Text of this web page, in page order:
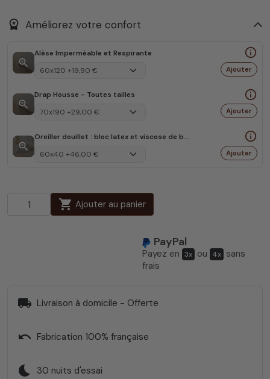
workspace_premium Améliorez votre confort
zoom_in
Alèse Imperméable et Respirante info_outline
Ajouter
zoom_in
Drap Housse - Toutes tailles info_outline
Ajouter
zoom_in
Oreiller douillet : bloc latex et viscose de bambou info_outline
Ajouter
shopping_cart Ajouter au panier
PayPal
Payez en 3x ou 4x sans
frais
local_shipping Livraison à domicile - Offerte
undo Fabrication 100% française
bedtime 30 nuits d'essai